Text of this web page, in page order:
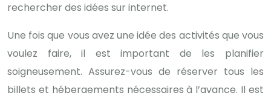
rechercher des idées sur internet.
Une fois que vous avez une idée des activités que vous
voulez faire, il est important de les planifier
soigneusement. Assurez-vous de réserver tous les
billets et hébergements nécessaires à l’avance. Il est